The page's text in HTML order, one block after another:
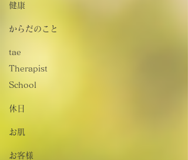
健康
からだのこと
tae
Therapist
School
休日
お肌
お客様